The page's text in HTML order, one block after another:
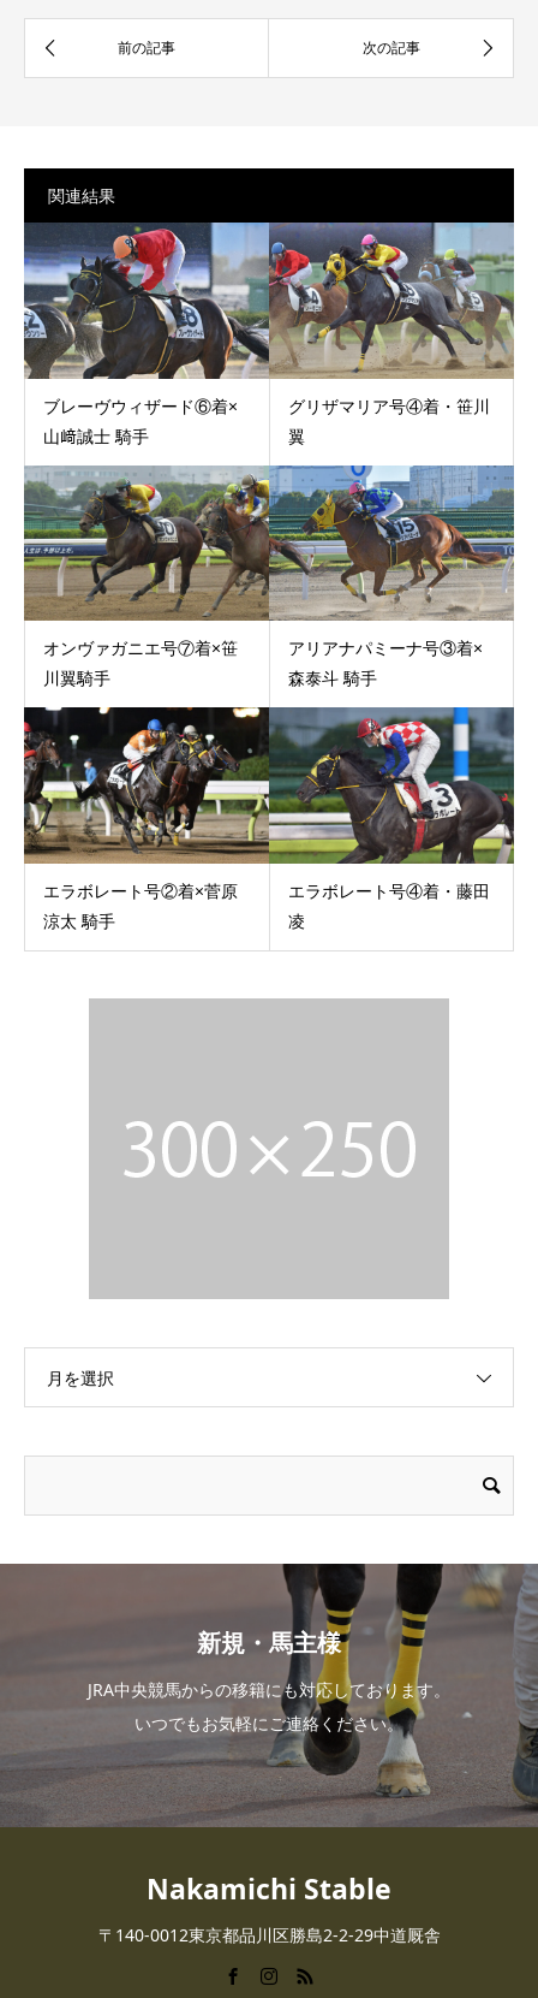
関連結果
ブレーヴウィザード⑥着×
山﨑誠士 騎手
グリザマリア号④着・笹川
翼
オンヴァガニエ号⑦着×笹
川翼騎手
アリアナパミーナ号③着×
森泰斗 騎手
エラボレート号②着×菅原
涼太 騎手
エラボレート号④着・藤田
凌
月を選択
新規・馬主様
JRA中央競馬からの移籍にも対応しております。
いつでもお気軽にご連絡ください。
Nakamichi Stable
〒140-0012東京都品川区勝島2-2-29中道厩舎